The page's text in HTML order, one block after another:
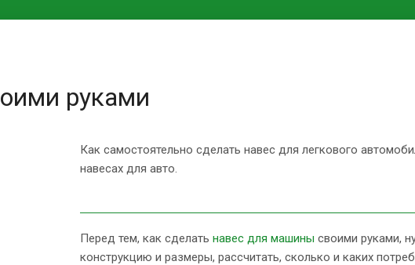
руками
Как самостоятельно сделать навес для легкового
навесах для авто.
Перед тем, как сделать навес для машины своими руками,
конструкцию и размеры, рассчитать, сколько и каких